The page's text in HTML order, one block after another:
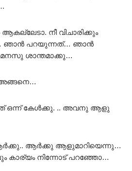
നീ വിചാരിക്കും
ഞാൻ പറയുന്നത്… ഞാൻ
ശാന്തമാക്കു…
ഒന്ന് കേൾക്കു. .. അവനു ആളു
ആർക്കു ആളുമാറിയെന്നു…
കാര്യം നിന്നോട് പറഞ്ഞോ…